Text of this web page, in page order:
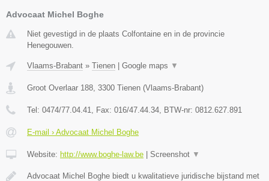
Advocaat Michel Boghe
Niet gevestigd in de plaats Colfontaine en in de provincie
Henegouwen.
Vlaams-Brabant » Tienen Google maps ▼
Groot Overlaar 188 3300 Tienen (Vlaams-Brabant)
Tel: 0474/77.04.41 , Fax: 016/47.44.34 , BTW-nr: ​0812.627.891
E-mail › Advocaat Michel Boghe
Website: http://www.boghe-law.be Screenshot ▼
Advocaat Michel Boghe biedt u kwalitatieve juridische bijstand met